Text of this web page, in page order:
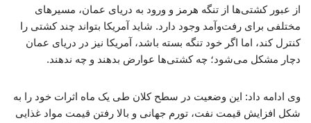
از عبور کشتی‌ها از تنگه هرمز و ورود به دریای عمان، مسیرهای
مختلفی برای رفت‌وآمد وجود دارد. شاید آمریکا بتواند چند کشتی را
کنترل کند، اما اگر خود تنگه بسته باشد، آمریکا نیز در دریای عمان
دچار مشکل می‌شود؛ چه کشتی‌ها عوارض بدهند و چه ندهند.
وی ادامه داد: این وضعیت در سطح کلان طی یک ماه اثرات خود را به
شکل افزایش قیمت نفت، تورم جهانی و بالا رفتن قیمت مواد غذایی